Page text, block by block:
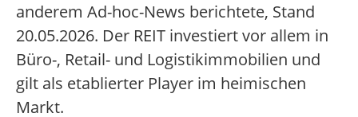
anderem Ad-hoc-News berichtete, Stand
20.05.2026. Der REIT investiert vor allem in
Büro-, Retail- und Logistikimmobilien und
gilt als etablierter Player im heimischen
Markt.